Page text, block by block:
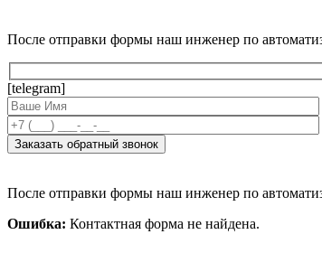
После отправки формы наш инженер по
[telegram]
После отправки формы наш инженер по
Ошибка: Контактная форма не найдена.